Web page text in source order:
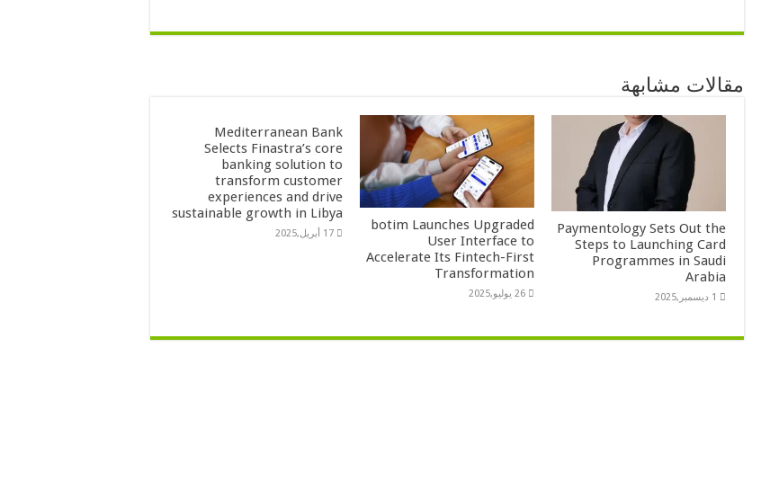
مقالات مشابهة
Paymentology Sets Out the
Steps to Launching Card
Programmes in Saudi
Arabia
1 ديسمبر,2025
botim Launches Upgraded
User Interface to
Accelerate Its Fintech-First
Transformation
26 يوليو,2025
Mediterranean Bank
Selects Finastra’s core
banking solution to
transform customer
experiences and drive
sustainable growth in Libya
17 أبريل,2025